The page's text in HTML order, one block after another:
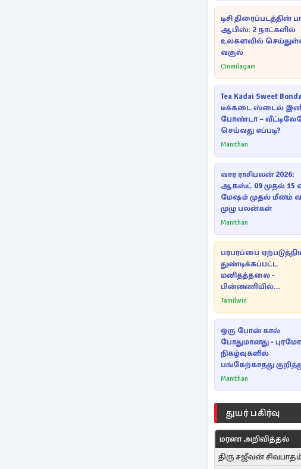
டிசி திரைப்படத்தின்
ஆபிஸ்: 2 நாட்களில்
உலகளவில்
வசூல்
Cineulagam
Tea Kadai Sweet
டீக்கடை ஸ்டைல்
போண்டா –
செய்வது எப்படி?
Manithan
வார ராசிபலன் 2026:
ஆகஸ்ட் 09 முதல் 15
மேஷம் முதல் மீனம்
முழு பலன்கள்
Manithan
பரபரப்பை
துண்டிக்கப்பட்ட
மனிதத்தலை -
பின்னணியில்
மறைந்துள்ள மர்மம்
Tamilwin
ஒரு போன் கால்
போதுமானது -
நிகழ்வுகளில்
பங்கேற்காதது
நயன்தாரா ஓபன் டாக்!
Manithan
துயர் பகிர்வு
மரண அறிவித்தல்
திரு சஜீவன்